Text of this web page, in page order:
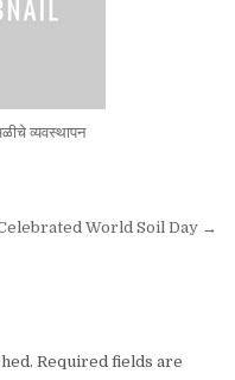
व्यवस्थापन
World Soil Day →
Required fields are